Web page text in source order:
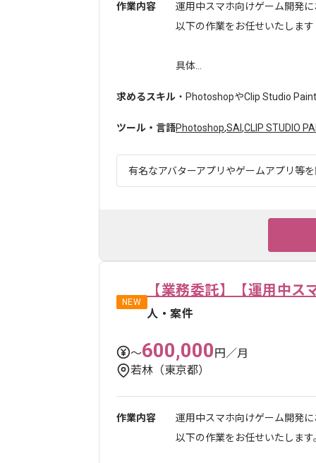
作業内容
運用中スマホ向けゲーム開発に
以下の作業をお任せいたします
具体...
求めるスキル ・PhotoshopやClip Studio
ツール・言語Photoshop,SAI ,CLIP STUDIO
有名なアバターアプリやゲームアプリ等
NEW
【業務委託】【運用中
人・案件
〜600,000円／月
若林（東京都）
作業内容
運用中スマホ向けゲーム開発に
以下の作業をお任せいたします